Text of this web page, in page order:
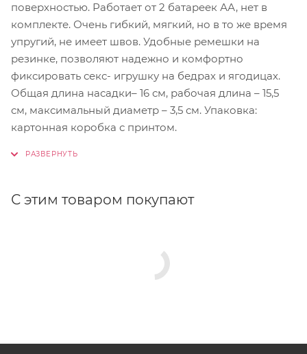
поверхностью. Работает от 2 батареек АА, нет в
комплекте. Очень гибкий, мягкий, но в то же время
упругий, не имеет швов. Удобные ремешки на
резинке, позволяют надежно и комфортно
фиксировать секс- игрушку на бедрах и ягодицах.
Общая длина насадки– 16 см, рабочая длина – 15,5
см, максимальный диаметр – 3,5 см. Упаковка:
картонная коробка с принтом.
С этим товаром покупают